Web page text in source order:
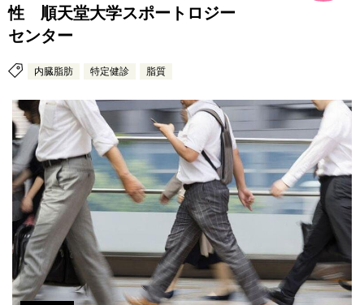
性 順天堂大学スポートロジー
センター
内臓脂肪 特定健診 脂質